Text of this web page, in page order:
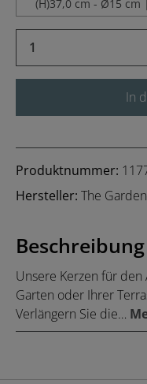
(H)37,0 cm - Ø15
Produkt
In
Produktnummer:
Hersteller: The
Beschreibung
Unsere Kerzen für
Garten oder Ihrer
Verlängern Sie die…